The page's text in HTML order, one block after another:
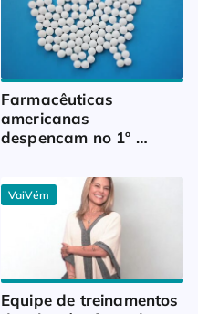
Farmacêuticas
americanas
despencam no 1º
VaiVém
Equipe de treinamentos